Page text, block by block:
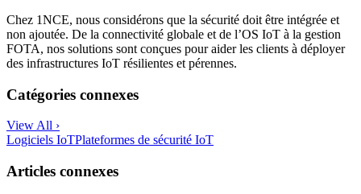
Chez 1NCE, nous considérons que la sécurité doit être intégrée et
non ajoutée. De la connectivité globale et de l’OS IoT à la gestion
FOTA, nos solutions sont conçues pour aider les clients à déployer
des infrastructures IoT résilientes et pérennes.
Catégories connexes
View All ›
Logiciels IoTPlateformes de sécurité IoT
Articles connexes